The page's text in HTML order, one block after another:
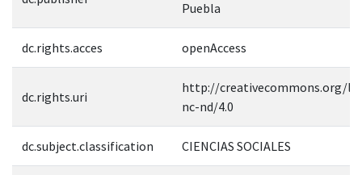
Puebla
dc.rights.acces openAccess
dc.rights.uri
http://creativecommons.org/
nc-nd/4.0
dc.subject.classification CIENCIAS SOCIALES